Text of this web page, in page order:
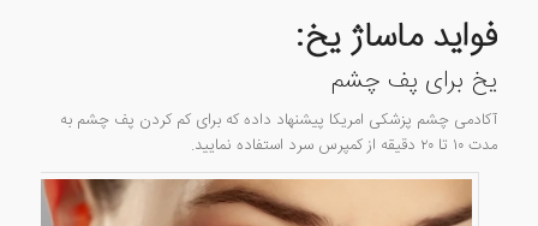
فواید ماساژ یخ:
یخ برای پف چشم
آکادمی چشم پزشکی امریکا پیشنهاد داده که برای کم کردن پف چشم به
مدت ۱۰ تا ۲۰ دقیقه از کمپرس سرد استفاده نمایید.